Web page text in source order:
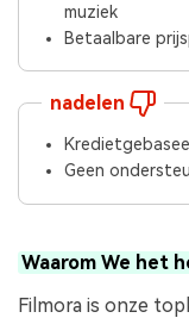
muziek
Betaalbare
nadelen
Geen
Waarom We het
Filmora is onze